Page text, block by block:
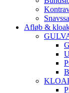
Afløb &